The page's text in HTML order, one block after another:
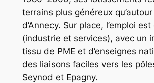
terrains plus généreux
d’Annecy. Sur place, l’emploi
(industrie et services), avec un
tissu de PME et d’enseignes
des liaisons faciles vers les
Seynod et Epagny.